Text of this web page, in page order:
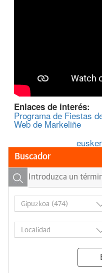
Enlaces de interés:
Programa de Fiestas
Web de Markeliñe
Buscador